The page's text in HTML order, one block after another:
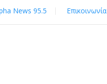
News 95.5 Επικοινωνία